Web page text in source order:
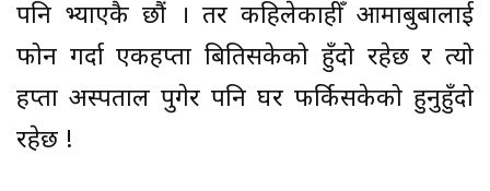
पनि भ्याएकै छौं । तर कहिलेकाहीँ आमाबुबालाई
फोन गर्दा एकहप्ता बितिसकेको हुँदो रहेछ र त्यो
हप्ता अस्पताल पुगेर पनि घर फर्किसकेको हुनुहुँदो
रहेछ !